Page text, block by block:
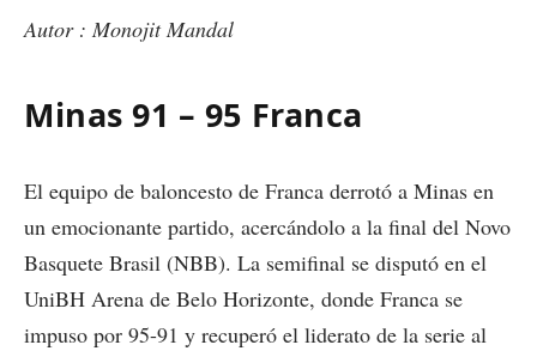
Autor : Monojit Mandal
Minas 91 – 95 Franca
El equipo de baloncesto de Franca derrotó a Minas en
un emocionante partido, acercándolo a la final del Novo
Basquete Brasil (NBB). La semifinal se disputó en el
UniBH Arena de Belo Horizonte, donde Franca se
impuso por 95-91 y recuperó el liderato de la serie al